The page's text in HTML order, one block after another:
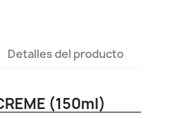
Detalles del producto
(150ml)